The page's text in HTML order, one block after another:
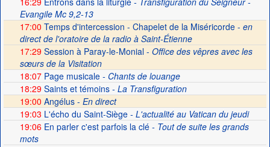
Evangile Mc 9,2-13
17:00 Temps d'intercession - Chapelet de la Miséricorde - en
direct de l'oratoire de la radio à Saint-Étienne
17:29 Session à Paray-le-Monial - Office des vêpres avec les
sœurs de la Visitation
18:07Page musicale- Chants de louange
18:29Saints et témoins- La Transfiguration
19:00 Angélus - En direct
19:03 L'écho du Saint-Siège- L'actualité au Vatican du jeudi
19:06En parler c'est parfois la clé- Tout de suite les grands
mots